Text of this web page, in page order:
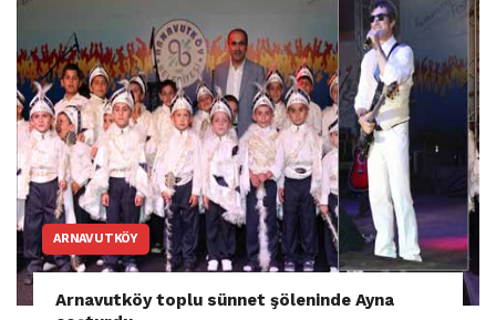
ARNAVUTKÖY
Arnavutköy toplu sünnet şöleninde Ayna